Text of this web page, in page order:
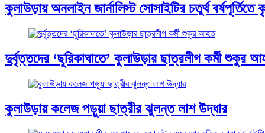
কুলাউড়ায় অনলাইন জার্নালিস্ট সোসাইটির চতুর্থ বর্ষপূর্তিতে
দুর্বৃত্তদের ‘ছুরিকাঘাতে’ কুলাউড়ার ছাত্রলীগ কর্মী শুকুর
কুলাউড়ায় কলেজ পড়ুয়া ছাত্রীর ঝুলন্ত লাশ উদ্ধার